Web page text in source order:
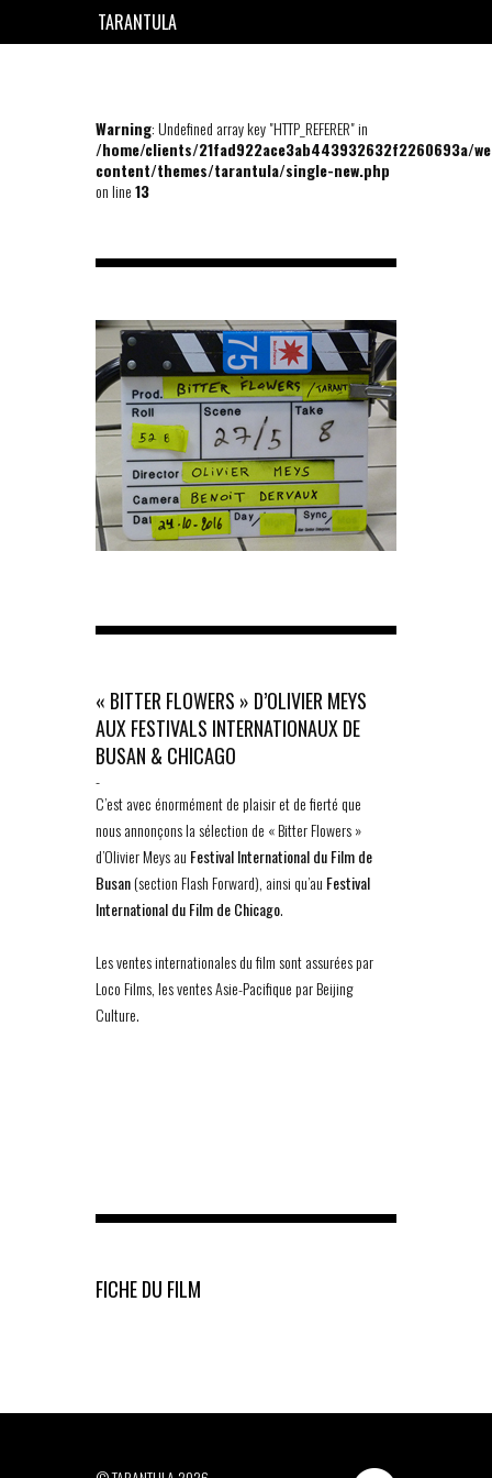
TARANTULA
Warning: Undefined array key "HTTP_REFERER" in
/home/clients/21fad922ace3ab443932632f2260693a/
content/themes/tarantula/single-new.php
on line13
« BITTER FLOWERS » D’OLIVIER MEYS
AUX FESTIVALS INTERNATIONAUX DE
BUSAN & CHICAGO
-
C’est avec énormément de plaisir et de fierté que
nous annonçons la sélection de « Bitter Flowers »
d’Olivier Meys au Festival International du Film de
Busan(section Flash Forward), ainsi qu’au Festival
International du Film de Chicago.
Les ventes internationales du film sont assurées par
Loco Films, les ventes Asie-Pacifique par Beijing
Culture.
FICHE DU FILM